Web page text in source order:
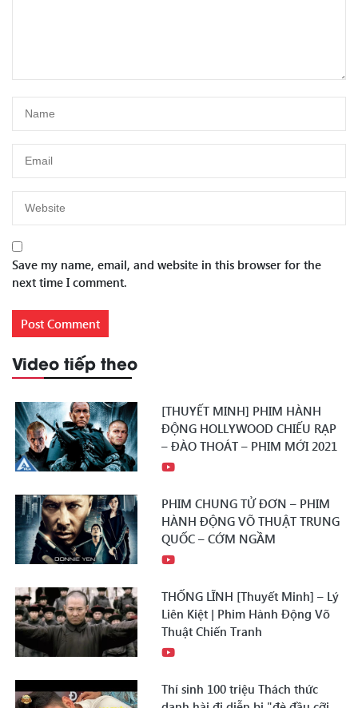
Save my name, email, and website in this browser for the
next time I comment.
Video tiếp theo
[THUYẾT MINH] PHIM HÀNH
ĐỘNG HOLLYWOOD CHIẾU RẠP
– ĐÀO THOÁT – PHIM MỚI 2021
PHIM CHUNG TỬ ĐƠN – PHIM
HÀNH ĐỘNG VÕ THUẬT TRUNG
QUỐC – CỚM NGẦM
THỐNG LĨNH [Thuyết Minh] – Lý
Liên Kiệt | Phim Hành Động Võ
Thuật Chiến Tranh
Thí sinh 100 triệu Thách thức